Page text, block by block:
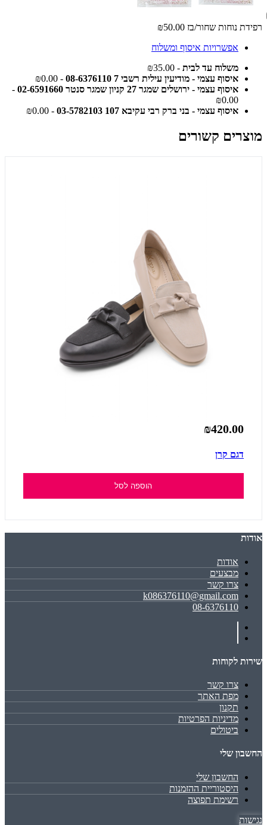
רפידת נוחות שחור/בז ₪50.00
אפשרויות איסוף ומשלוח
משלוח עד לבית - ₪35.00
איסוף עצמי - מודיעין עילית רשבי 7 08-6376110
- ₪0.00
איסוף עצמי - ירושלים שמגר 27 קניון שמגר סנטר 02-6591660
-
₪0.00
איסוף עצמי - בני ברק רבי עקיבא 107 03-5782103
- ₪0.00
מוצרים קשורים
₪420.00
דגם קרן
הוספה לסל
אודות
אודות
מבצעים
צרו קשר
k086376110@gmail.com
08-6376110
שירות לקוחות
צרו קשר
מפת האתר
תקנון
מדיניות הפרטיות
ביטולים
החשבון שלי
החשבון שלי
היסטוריית ההזמנות
רשימת תפוצה
נגישות